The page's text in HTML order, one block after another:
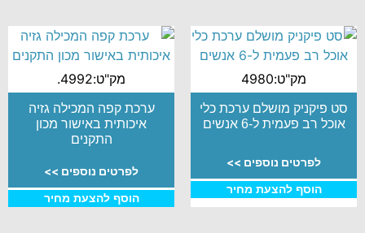
מק"ט:4980
סט פיקניק מושלם ערכת כלי
אוכל רב פעמית ל-6 אנשים
לפרטים נוספים >>
הוסף להצעת מחיר
מק"ט:4992.
ערכת קפה המכילה גזיה
איכותית באישור מכון
התקנים
לפרטים נוספים >>
הוסף להצעת מחיר